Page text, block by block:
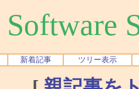
Software
新着記事 ツリー表示